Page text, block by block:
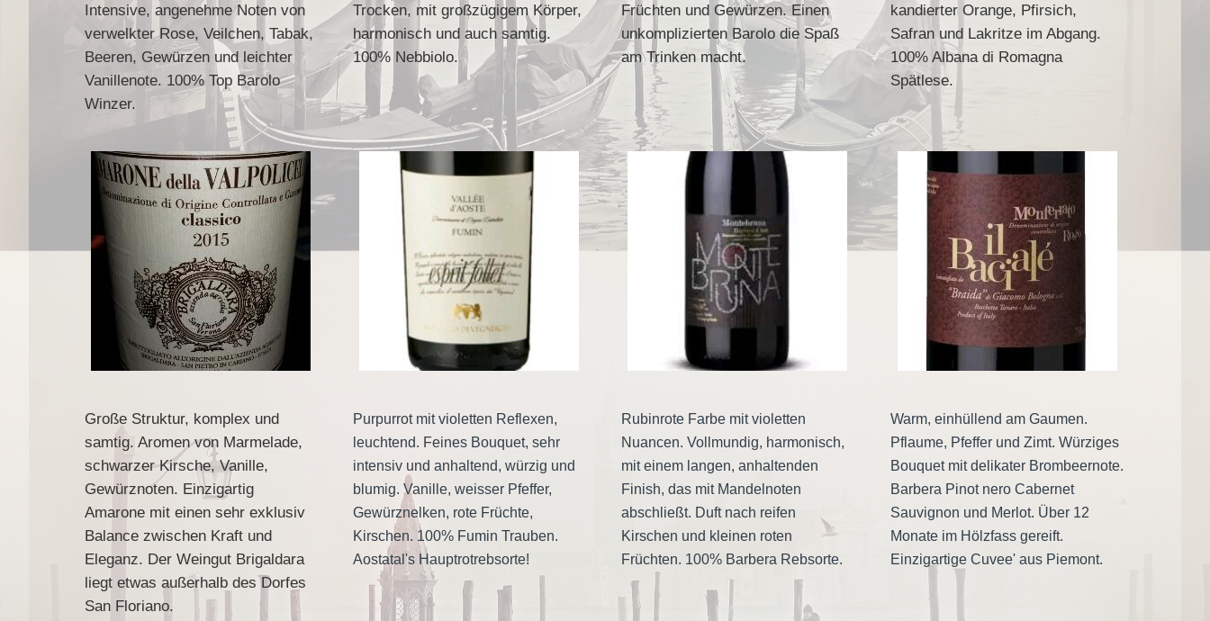
Intensive, angenehme Noten von
verwelkter Rose, Veilchen, Tabak,
Beeren, Gewürzen und leichter
Vanillenote. 100% Top Barolo
Winzer.
Trocken, mit großzügigem Körper,
harmonisch und auch samtig.
100% Nebbiolo.
Früchten und Gewürzen. Einen
unkomplizierten Barolo die Spaß
am Trinken macht.
kandierter Orange, Pfirsich,
Safran und Lakritze im Abgang.
100% Albana di Romagna
Spätlese.
Große Struktur, komplex und
samtig. Aromen von Marmelade,
schwarzer Kirsche, Vanille,
Gewürznoten. Einzigartig
Amarone mit einen sehr exklusiv
Balance zwischen Kraft und
Eleganz. Der Weingut Brigaldara
liegt etwas außerhalb des Dorfes
San Floriano.
Purpurrot mit violetten Reflexen,
leuchtend. Feines Bouquet, sehr
intensiv und anhaltend, würzig und
blumig. Vanille, weisser Pfeffer,
Gewürznelken, rote Früchte,
Kirschen. 100% Fumin Trauben.
Aostatal's Hauptrotrebsorte!
Rubinrote Farbe mit violetten
Nuancen. Vollmundig, harmonisch,
mit einem langen, anhaltenden
Finish, das mit Mandelnoten
abschließt. Duft nach reifen
Kirschen und kleinen roten
Früchten. 100% Barbera Rebsorte.
Warm, einhüllend am Gaumen.
Pflaume, Pfeffer und Zimt. Würziges
Bouquet mit delikater Brombeernote.
Barbera Pinot nero Cabernet
Sauvignon und Merlot. Über 12
Monate im Hölzfass gereift.
Einzigartige Cuvee' aus Piemont.